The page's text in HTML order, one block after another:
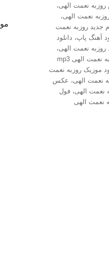
روزبه نعمت الهى،
نعمت الهى،
جدید روزبه نعمت
آهنگ پاپ، دانلود
روزبه نعمت الهى،
دانلود روزبه نعمت الهى mp3
موزیک روزبه نعمت
نعمت الهى، عکس
نعمت الهى،فول
نعمت الهى